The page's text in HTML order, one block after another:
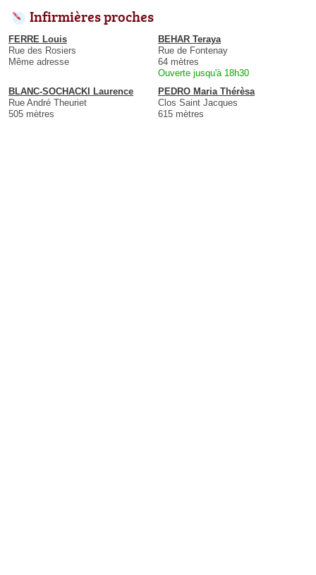
Infirmières proches
FERRE Louis
Rue des Rosiers
Même adresse
BEHAR Teraya
Rue de Fontenay
64 mètres
Ouverte jusqu'à 18h30
BLANC-SOCHACKI Laurence
Rue André Theuriet
505 mètres
PEDRO Maria Thérèsa
Clos Saint Jacques
615 mètres